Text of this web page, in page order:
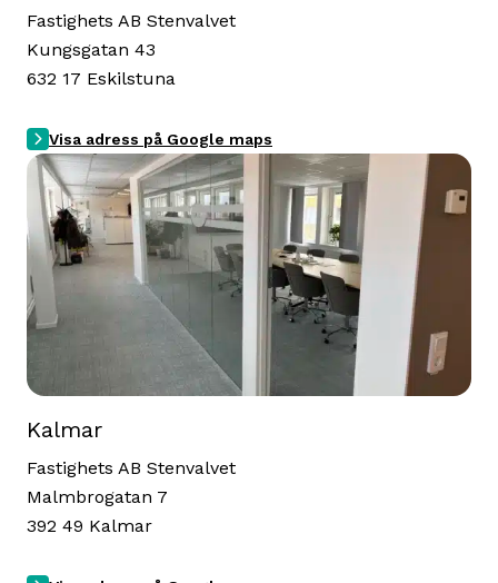
Fastighets AB Stenvalvet
Kungsgatan 43
632 17 Eskilstuna
Visa adress på Google maps
Kalmar
Fastighets AB Stenvalvet
Malmbrogatan 7
392 49 Kalmar